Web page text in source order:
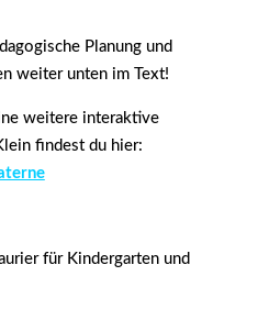
Planung und
weiter unten im Text!
weitere interaktive
findest du hier: